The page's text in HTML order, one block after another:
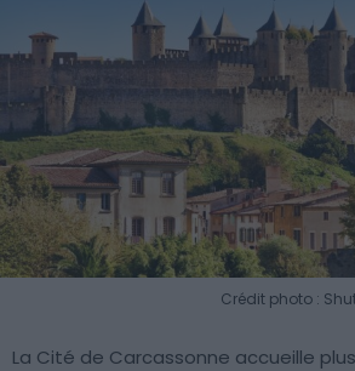
Crédit photo :
La Cité de Carcassonne accueille